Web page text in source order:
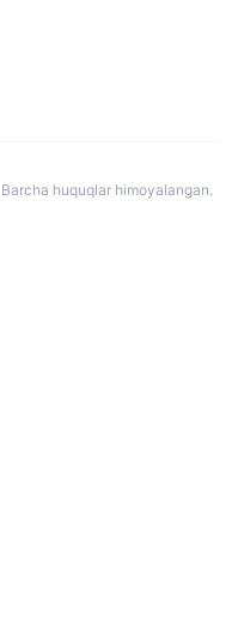
huquqlar himoyalangan.